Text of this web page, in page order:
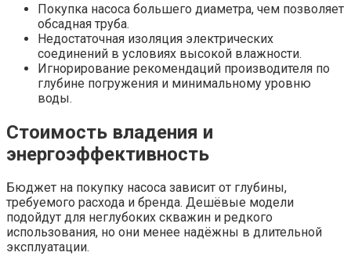
Покупка насоса большего диаметра, чем позволяет
обсадная труба.
Недостаточная изоляция электрических
соединений в условиях высокой влажности.
Игнорирование рекомендаций производителя по
глубине погружения и минимальному уровню
воды.
Стоимость владения и
энергоэффективность
Бюджет на покупку насоса зависит от глубины,
требуемого расхода и бренда. Дешёвые модели
подойдут для неглубоких скважин и редкого
использования, но они менее надёжны в длительной
эксплуатации.